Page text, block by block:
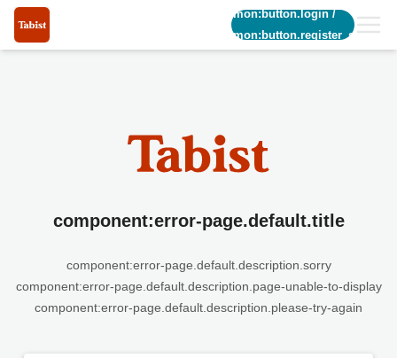
common:button.login/
common:button.register_short
component:error-page.default.title
component:error-page.default.description.sorry
component:error-page.default.description.page-unable-to-display
component:error-page.default.description.please-try-again